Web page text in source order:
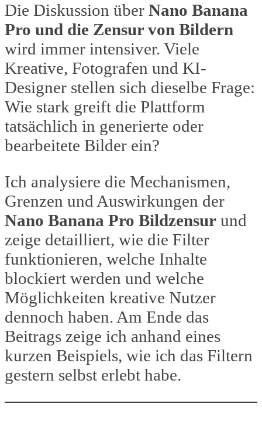
Die Diskussion über Nano Banana
Pro und die Zensur von Bildern
wird immer intensiver. Viele
Kreative, Fotografen und KI-
Designer stellen sich dieselbe Frage:
Wie stark greift die Plattform
tatsächlich in generierte oder
bearbeitete Bilder ein?
Ich analysiere die Mechanismen,
Grenzen und Auswirkungen der
Nano Banana Pro Bildzensur und
zeige detailliert, wie die Filter
funktionieren, welche Inhalte
blockiert werden und welche
Möglichkeiten kreative Nutzer
dennoch haben. Am Ende das
Beitrags zeige ich anhand eines
kurzen Beispiels, wie ich das Filtern
gestern selbst erlebt habe.